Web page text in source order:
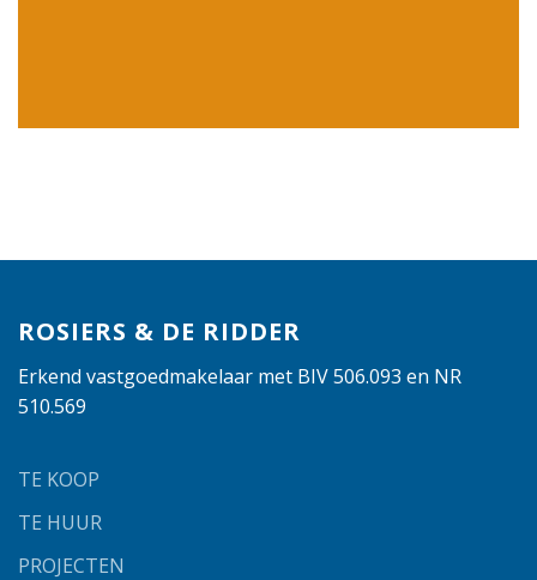
ROSIERS & DE RIDDER
Erkend vastgoedmakelaar met BIV 506.093 en NR
510.569
TE KOOP
TE HUUR
PROJECTEN